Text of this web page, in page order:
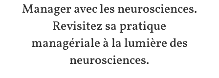
Manager avec les neurosciences.
Revisitez sa pratique
managériale à la lumière des
neurosciences.